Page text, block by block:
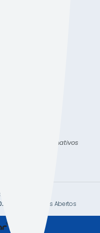
e receba informativos
- 19/06/2026
16:07 Dados Abertos